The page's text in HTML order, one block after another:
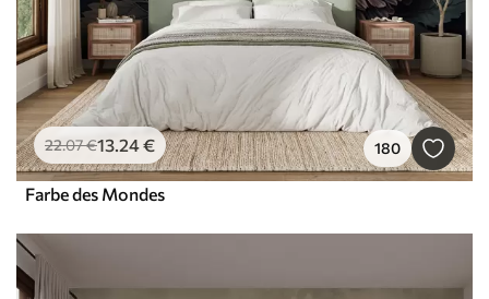
22.07€13.24€ 180
Farbe des Mondes